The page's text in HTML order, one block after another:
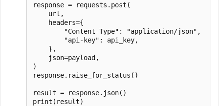
response = requests.post(
    url,
    headers={
        "Content-Type": "application/json",
        "api-key": api_key,
    },
    json=payload,
)
response.raise_for_status()
result = response.json()
print(result)